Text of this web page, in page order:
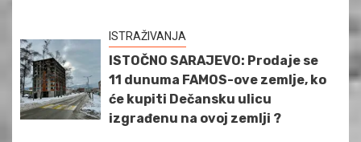
ISTRAŽIVANJA
ISTOČNO SARAJEVO: Prodaje se
11 dunuma FAMOS-ove zemlje, ko
će kupiti Dečansku ulicu
izgrađenu na ovoj zemlji ?